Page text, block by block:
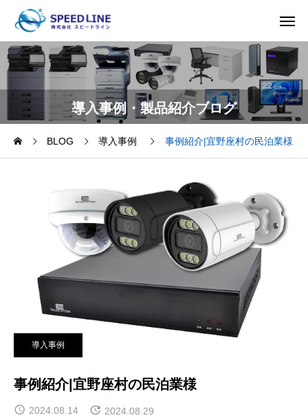
導入事例・製品紹介ブログ
BLOG 導入事例 事例紹介|宜野座村の民泊業様
導入事例
事例紹介|宜野座村の民泊業様
2024.08.14 2024.08.29